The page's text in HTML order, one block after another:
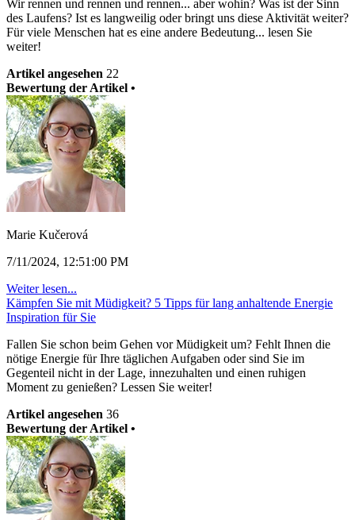
Wir rennen und rennen und rennen... aber wohin? Was ist der Sinn
des Laufens? Ist es langweilig oder bringt uns diese Aktivität weiter?
Für viele Menschen hat es eine andere Bedeutung... lesen Sie
weiter!
Artikel angesehen 22
Bewertung der Artikel •
Marie Kučerová
7/11/2024, 12:51:00 PM
Weiter lesen...
Kämpfen Sie mit Müdigkeit? 5 Tipps für lang anhaltende Energie
Inspiration für Sie
Fallen Sie schon beim Gehen vor Müdigkeit um? Fehlt Ihnen die
nötige Energie für Ihre täglichen Aufgaben oder sind Sie im
Gegenteil nicht in der Lage, innezuhalten und einen ruhigen
Moment zu genießen? Lessen Sie weiter!
Artikel angesehen 36
Bewertung der Artikel •